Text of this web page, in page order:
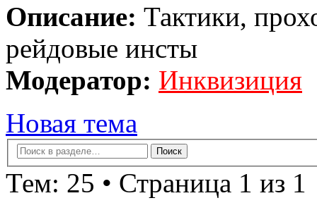
Описание: Тактики,
рейдовые инсты
Модератор: Инквизиция
Новая тема
Тем: 25 • Страница 1 из 1